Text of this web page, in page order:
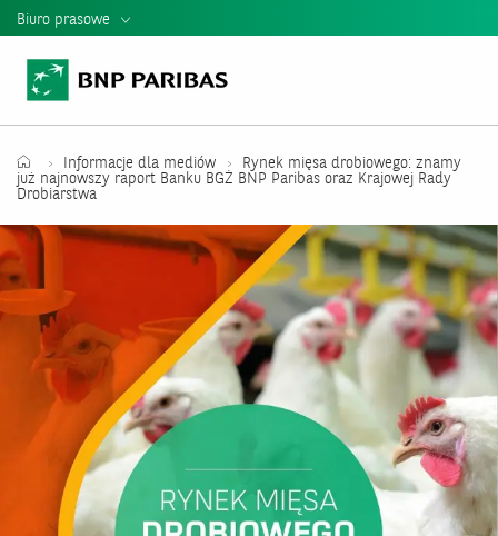
Biuro prasowe
Informacje Prasowe
Teczka Prasowa
Władze banku
Relacje Inwestorskie
Raporty i Prezentacje BNP Paribas
Informacje dla mediów
Rynek mięsa drobiowego: znamy
już najnowszy raport Banku BGŻ BNP Paribas oraz Krajowej Rady
Drobiarstwa